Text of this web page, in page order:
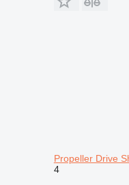
Propeller Drive
4